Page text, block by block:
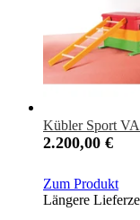
Kübler Sport
2.200,00 €
Zum Produkt
Längere